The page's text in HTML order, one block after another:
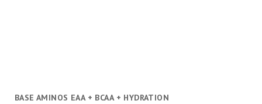
BASE AMINOS EAA + BCAA + HYDRATION